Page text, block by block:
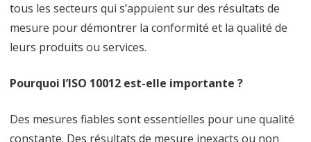
tous les secteurs qui s’appuient sur des résultats de
mesure pour démontrer la conformité et la qualité de
leurs produits ou services.
Pourquoi l’ISO 10012 est-elle importante ?
Des mesures fiables sont essentielles pour une qualité
constante. Des résultats de mesure inexacts ou non